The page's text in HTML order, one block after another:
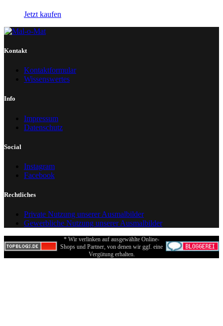
Jetzt kaufen
Kontakt
Kontaktformular
Wissenswertes
Info
Impressum
Datenschutz
Social
Instagram
Facebook
Rechtliches
Private Nutzung unserer Ausmalbilder
Gewerbliche Nutzung unserer Ausmalbilder
* Wir verlinken auf ausgewählte Online-
Shops und Partner, von denen wir ggf. eine
Vergütung erhalten.